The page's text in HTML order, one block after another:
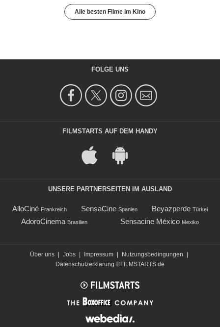
Alle besten Filme im Kino
FOLGE UNS
FILMSTARTS AUF DEM HANDY
UNSERE PARTNERSEITEN IM AUSLAND
AlloCiné Frankreich SensaCine Spanien Beyazperde Türkei
AdoroCinema Brasilien Sensacine México Mexiko
Über uns | Jobs | Impressum | Nutzungsbedingungen
|
Datenschutzerklärung ©FILMSTARTS.de